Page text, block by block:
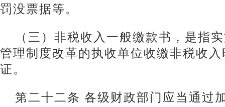
罚没票据等。
（三）非税收入一般缴款书，是指
管理制度改革的执收单位收缴非税收
证。
第二十二条 各级财政部门应当通过